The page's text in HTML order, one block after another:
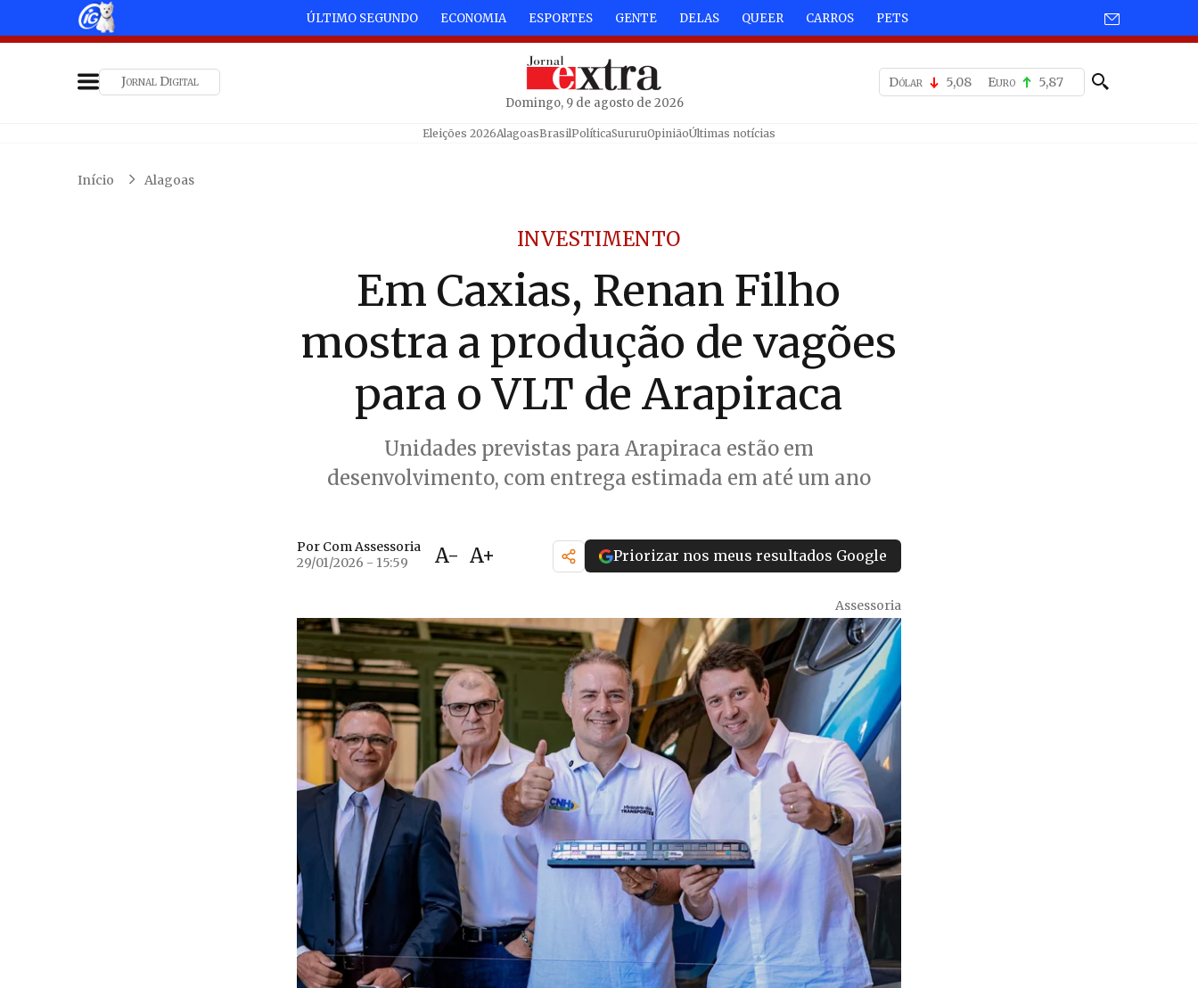
ÚLTIMO SEGUNDO ECONOMIA ESPORTES GENTE DELAS QUEER CARROS PETS
Jornal Digital
Domingo, 9 de agosto de 2026
Dólar 5,08 Euro 5,87
Eleições 2026AlagoasBrasilPolíticaSururuOpiniãoÚltimas notícias
Início Alagoas
INVESTIMENTO
Em Caxias, Renan Filho
mostra a produção de vagões
para o VLT de Arapiraca
Unidades previstas para Arapiraca estão em
desenvolvimento, com entrega estimada em até um ano
Por Com Assessoria
29/01/2026 - 15:59
A- A+ Priorizar nos meus resultados Google
Assessoria